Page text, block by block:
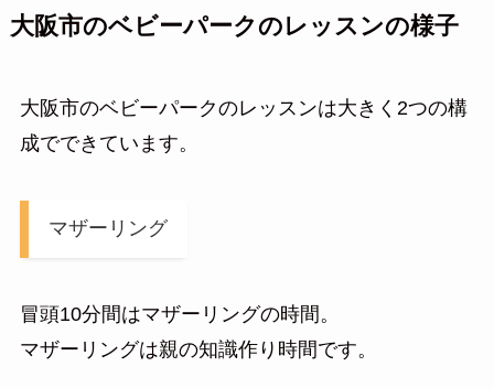
大阪市のベビーパークのレッスンの様子
大阪市のベビーパークのレッスンは大きく2つの構
成でできています。
マザーリング
冒頭10分間はマザーリングの時間。
マザーリングは親の知識作り時間です。